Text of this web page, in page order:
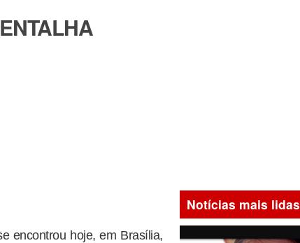
encontrou hoje, em Brasília,
Notícias mais lidas